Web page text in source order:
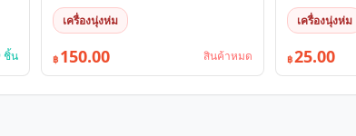
ชิ้น
เครื่องนุ่งห่ม
฿ 150.00 สินค้าหมด
เครื่องนุ่งห่ม
฿25.00